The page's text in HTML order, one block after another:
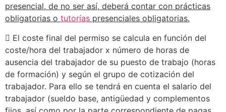
presencial, de no ser así, deberá contar con prácticas
obligatorias o tutorías presenciales obligatorias.
 El coste final del permiso se calcula en función del
coste/hora del trabajador x número de horas de
ausencia del trabajador de su puesto de trabajo (horas
de formación) y según el grupo de cotización del
trabajador. Para ello se tendrá en cuenta el salario del
trabajador (sueldo base, antigüedad y complementos